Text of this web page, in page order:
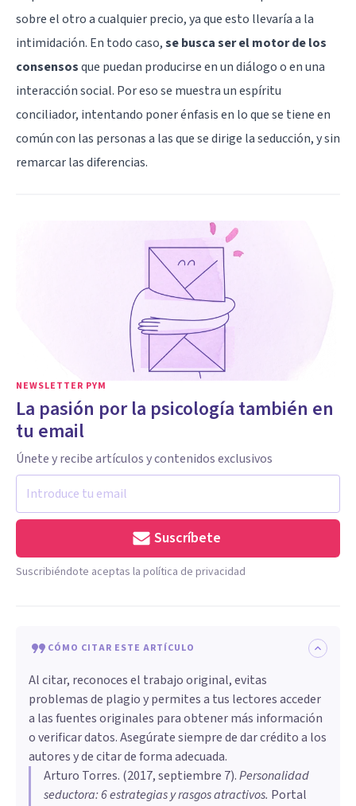
sobre el otro a cualquier precio, ya que esto llevaría a la
intimidación. En todo caso,se busca ser el motor de los
consensosque puedan producirse en un diálogo o en una
interacción social. Por eso se muestra un espíritu
conciliador, intentando poner énfasis en lo que se tiene en
común con las personas a las que se dirige la seducción, y sin
remarcar las diferencias.
NEWSLETTER PYM
La pasión por la psicología también en
tu email
Únete y recibe artículos y contenidos exclusivos
Suscríbete
Suscribiéndote aceptas la política de privacidad
CÓMO CITAR ESTE ARTÍCULO
Al citar, reconoces el trabajo original, evitas
problemas de plagio y permites a tus lectores acceder
a las fuentes originales para obtener más información
o verificar datos. Asegúrate siempre de dar crédito a los
autores y de citar de forma adecuada.
Arturo Torres. (2017, septiembre 7).Personalidad
seductora: 6 estrategias y rasgos atractivos. Portal